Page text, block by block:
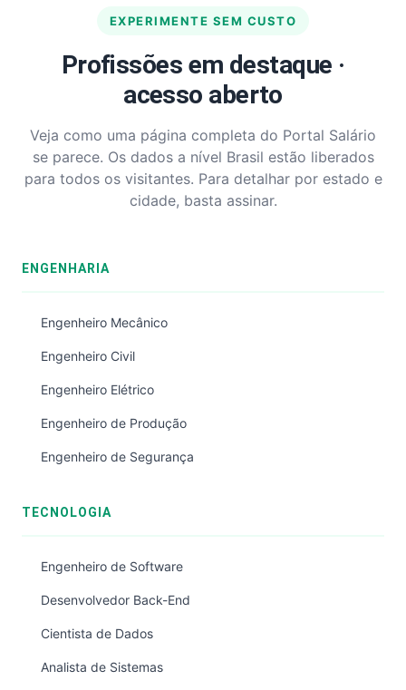
EXPERIMENTE SEM CUSTO
Profissões em destaque ·
acesso aberto
Veja como uma página completa do Portal Salário
se parece. Os dados a nível Brasil estão liberados
para todos os visitantes. Para detalhar por estado e
cidade, basta assinar.
ENGENHARIA
Engenheiro Mecânico
Engenheiro Civil
Engenheiro Elétrico
Engenheiro de Produção
Engenheiro de Segurança
TECNOLOGIA
Engenheiro de Software
Desenvolvedor Back-End
Cientista de Dados
Analista de Sistemas